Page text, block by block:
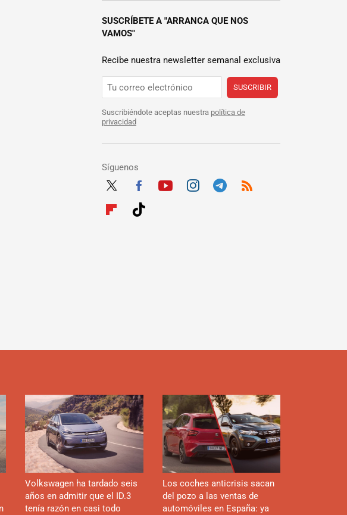
SUSCRÍBETE A "ARRANCA QUE NOS
VAMOS"
Recibe nuestra newsletter semanal exclusiva
SUSCRIBIR
Suscribiéndote aceptas nuestra política de
privacidad
Síguenos
Twit
Fac
Volkswagen ha tardado seis
años en admitir que el ID.3
tenía razón en casi todo
Los coches anticrisis sacan
del pozo a las ventas de
automóviles en España: ya